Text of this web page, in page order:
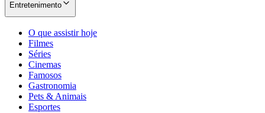
Entretenimento
O que assistir hoje
Filmes
Séries
Cinemas
Famosos
Gastronomia
Pets & Animais
Esportes